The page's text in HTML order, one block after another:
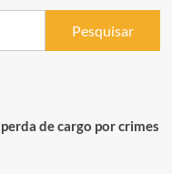
de cargo por crimes